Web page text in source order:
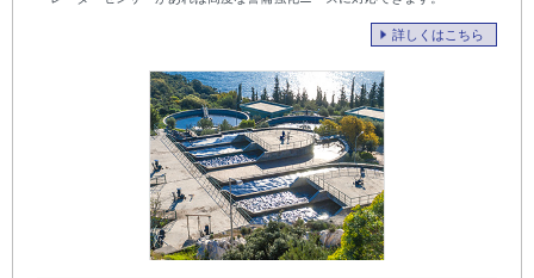
詳しくはこちら